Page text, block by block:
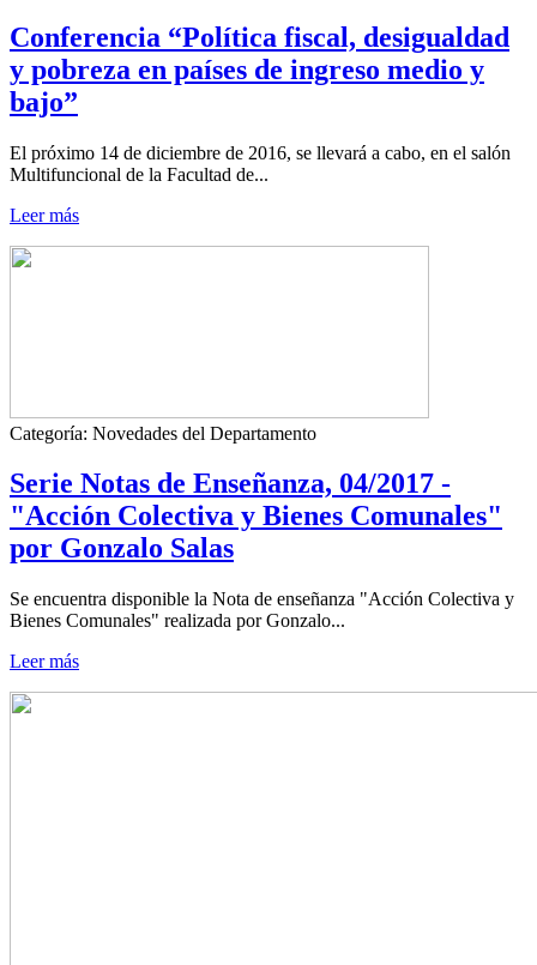
Conferencia “Política fiscal, desigualdad
y pobreza en países de ingreso medio y
bajo”
El próximo 14 de diciembre de 2016, se llevará a cabo, en el salón
Multifuncional de la Facultad de...
Leer más
Categoría: Novedades del Departamento
Serie Notas de Enseñanza, 04/2017 -
"Acción Colectiva y Bienes Comunales"
por Gonzalo Salas
Se encuentra disponible la Nota de enseñanza "Acción Colectiva y
Bienes Comunales" realizada por Gonzalo...
Leer más